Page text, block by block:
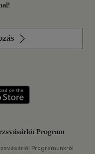
Szerezd meg: Google
Program
Programunkról